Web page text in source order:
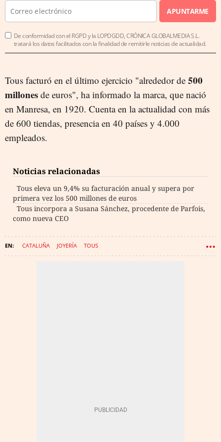
APUNTARME
De conformidad con el RGPD y la LOPDGDD, CRÓNICA GLOBALMEDIA S.L.
tratará los datos facilitados con la finalidad de remitirle noticias de actualidad.
Tous facturó en el último ejercicio "alrededor de 500
millones de euros", ha informado la marca, que nació
en Manresa, en 1920. Cuenta en la actualidad con más
de 600 tiendas, presencia en 40 países y 4.000
empleados.
Noticias relacionadas
Tous eleva un 9,4% su facturación anual y supera por
primera vez los 500 millones de euros
Tous incorpora a Susana Sánchez, procedente de Parfois,
como nueva CEO
CATALUÑA JOYERÍA TOUS